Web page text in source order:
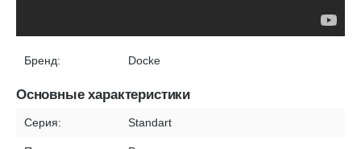
Бренд: Docke
Основные характеристики
Серия: Standart